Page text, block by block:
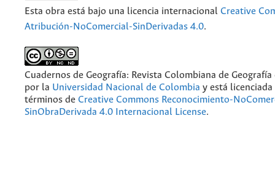
Esta obra está bajo una licencia internacional Creative
Atribución-NoComercial-SinDerivadas 4.0.
Cuadernos de Geografía: Revista Colombiana de Geografía
por la Universidad Nacional de Colombia y está
términos de Creative Commons Reconocimiento-
SinObraDerivada 4.0 Internacional License.